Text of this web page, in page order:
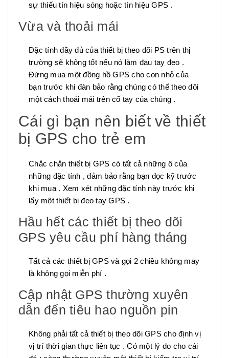
sự thiếu tín hiệu sóng hoặc tín hiệu GPS .
Vừa và thoải mái
Đặc tính đầy đủ của thiết bị theo dõi PS trên thị
trường sẽ không tốt nếu nó làm đau tay đeo .
Đừng mua một đồng hồ GPS cho con nhỏ của
bạn trước khi đàn bảo rằng chúng có thể theo dõi
một cách thoải mái trên cổ tay của chúng .
Cái gì bạn nên biết về thiết
bị GPS cho trẻ em
Chắc chắn thiết bị GPS có tất cả những ô của
những đặc tính , đảm bảo rằng bạn đọc kỹ trước
khi mua . Xem xét những đặc tính này trước khi
lấy một thiết bị đeo tay GPS .
Hầu hết các thiết bị theo dõi
GPS yêu cầu phí hàng tháng
Tất cả các thiết bị GPS và gọi 2 chiều không may
là không gọi miễn phí .
Cập nhật GPS thường xuyên
dẫn đến tiêu hao nguồn pin
Không phải tất cả thiết bị theo dõi GPS cho định vị
vị trí thời gian thực liên tục . Có một lý do cho cái